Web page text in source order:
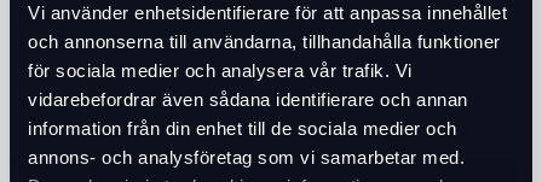
Vi använder enhetsidentifierare för att anpassa innehållet
och annonserna till användarna, tillhandahålla funktioner
för sociala medier och analysera vår trafik. Vi
vidarebefordrar även sådana identifierare och annan
information från din enhet till de sociala medier och
annons- och analysföretag som vi samarbetar med.
Produktinformation
Läs merexpand_more